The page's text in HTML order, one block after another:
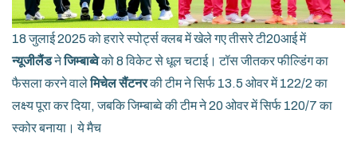
18 जुलाई 2025 को हरारे स्पोर्ट्स क्लब में खेले गए तीसरे टी20आई में
न्यूजीलैंडनेजिम्बाब्वेको 8 विकेट से धूल चटाई। टॉस जीतकर फील्डिंग का
फैसला करने वालेमिचेल सैंटनरकी टीम ने सिर्फ 13.5 ओवर में 122/2 का
लक्ष्य पूरा कर दिया, जबकि जिम्बाब्वे की टीम ने 20 ओवर में सिर्फ 120/7 का
स्कोर बनाया। ये मैच